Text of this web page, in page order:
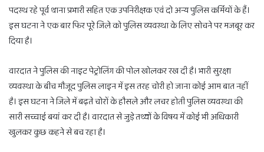
पदस्थ रहे पूर्व थाना प्रभारी सहित एक उपनिरीक्षक एवं दो अन्य पुलिस कर्मियों के हैं।
इस घटना ने एक बार फिर पूरे जिले को पुलिस व्यवस्था के लिए सोचने पर मजबूर कर
दिया है।
वारदात ने पुलिस की नाइट पेट्रोलिंग की पोल खोलकर रख दी है। भारी सुरक्षा
व्यवस्था के बीच मौजूद पुलिस लाइन में इस तरह चोरी हो जाना कोई आम बात नहीं
है। इस घटना ने जिले में बढ़ते चोरों के हौसले और लचर होती पुलिस व्यवस्था की
सारी सच्चाई बयां कर दी है। वारदात से जुड़े तथ्यों के विषय में कोई भी अधिकारी
खुलकर कुछ कहने से बच रहा है।